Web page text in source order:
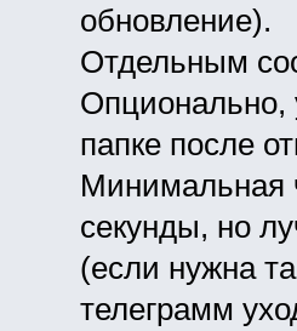
обновление).
Отдельным
Опционально,
папке после
Минимальная
секунды, но
(если нужна
телеграмм